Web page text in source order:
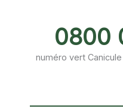
0800
numéro vert